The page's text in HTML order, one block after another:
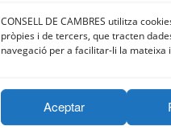
CONSELL DE CAMBRES utilitza
pròpies i de tercers, que tracten
navegació per a facilitar-li la
Aceptar